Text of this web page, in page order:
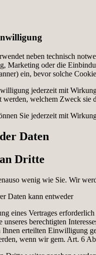
neben technisch
Marketing oder die
ein, bevor solche
jederzeit mit
werden, welchem Zweck
Sie jederzeit mit
Daten
Dritte
wenig wie Sie. Wir
Daten kann entweder
eines Vertrages
unseres berechtigten
Ihnen erteilten Einwilligung
wenn wir gem. Art. 6